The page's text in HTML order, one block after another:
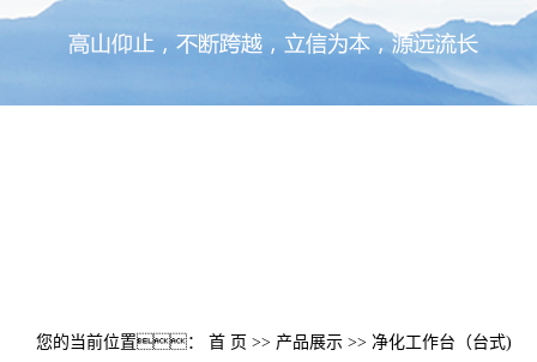
您的当前位置： 首 页 >> 产品展示 >> 净化工作台（台式)